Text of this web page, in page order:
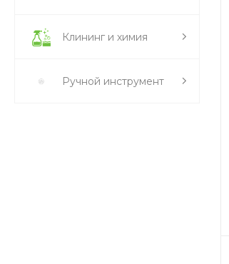
Клининг и химия
Ручной инструмент